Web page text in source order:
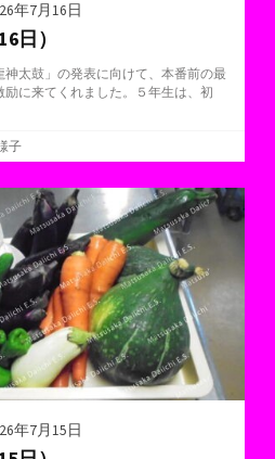
年7月16日
日）
神太鼓」の発表に向けて、本番前の最
に来てくれました。５年生は、初
子
年7月15日